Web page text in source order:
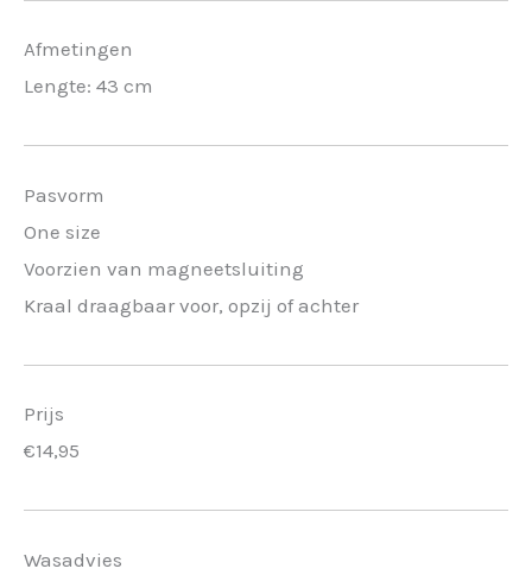
Afmetingen
Lengte: 43 cm
Pasvorm
One size
Voorzien van magneetsluiting
Kraal draagbaar voor, opzij of achter
Prijs
€14,95
Wasadvies